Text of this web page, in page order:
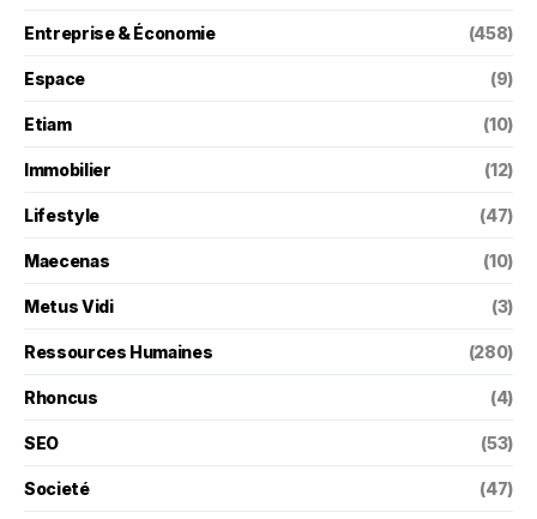
Entreprise & Économie (458)
Espace (9)
Etiam (10)
Immobilier (12)
Lifestyle (47)
Maecenas (10)
Metus Vidi (3)
Ressources Humaines (280)
Rhoncus (4)
SEO (53)
Societé (47)